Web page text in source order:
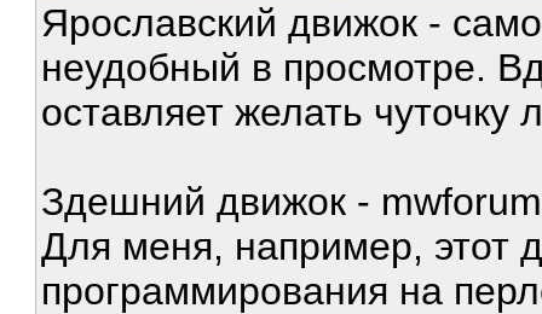
Ярославский движок -
неудобный в просмотре.
оставляет желать чуточку
Здешний движок -
Для меня, например, этот
программирования на